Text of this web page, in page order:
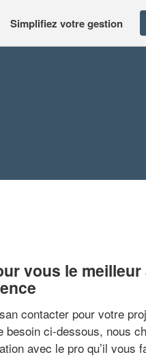
Simplifiez votre gestion
vous le meilleur
contacter pour votre
besoin ci-dessous, nous
avec le pro qu’il vous